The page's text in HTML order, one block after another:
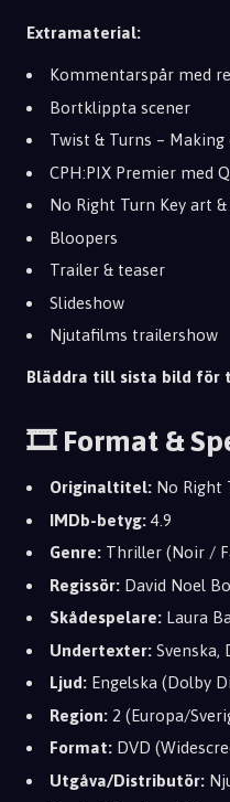
Extramaterial:
Kommentarspår med
Bortklippta scener
Twist & Turns –
CPH:PIX Premier med
No Right Turn Key art
Bloopers
Trailer & teaser
Slideshow
Njutafilms trailershow
Bläddra till sista bild för
🎞️ Format &
Originaltitel: No Right
IMDb-betyg:4.9
Genre: Thriller (Noir /
Regissör: David Noel
Skådespelare: Laura
Undertexter: Svenska,
Ljud: Engelska (Dolby
Region: 2 (Europa/
Format: DVD
Utgåva/Distributör: